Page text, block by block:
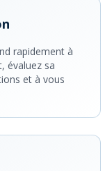
rapidement à
évaluez sa
et à vous